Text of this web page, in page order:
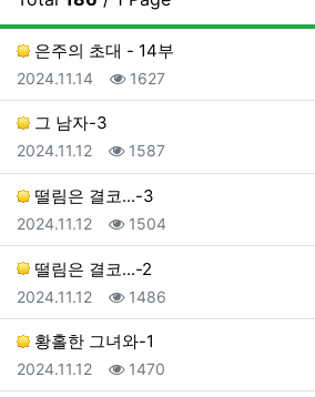
은주의 초대 - 14부
등록일
2024.11.14 조회
1627
그 남자-3
등록일
2024.11.12 조회
1587
떨림은 결코...-3
등록일
2024.11.12 조회
1504
떨림은 결코...-2
등록일
2024.11.12 조회
1486
황홀한 그녀와-1
등록일
2024.11.12 조회
1470